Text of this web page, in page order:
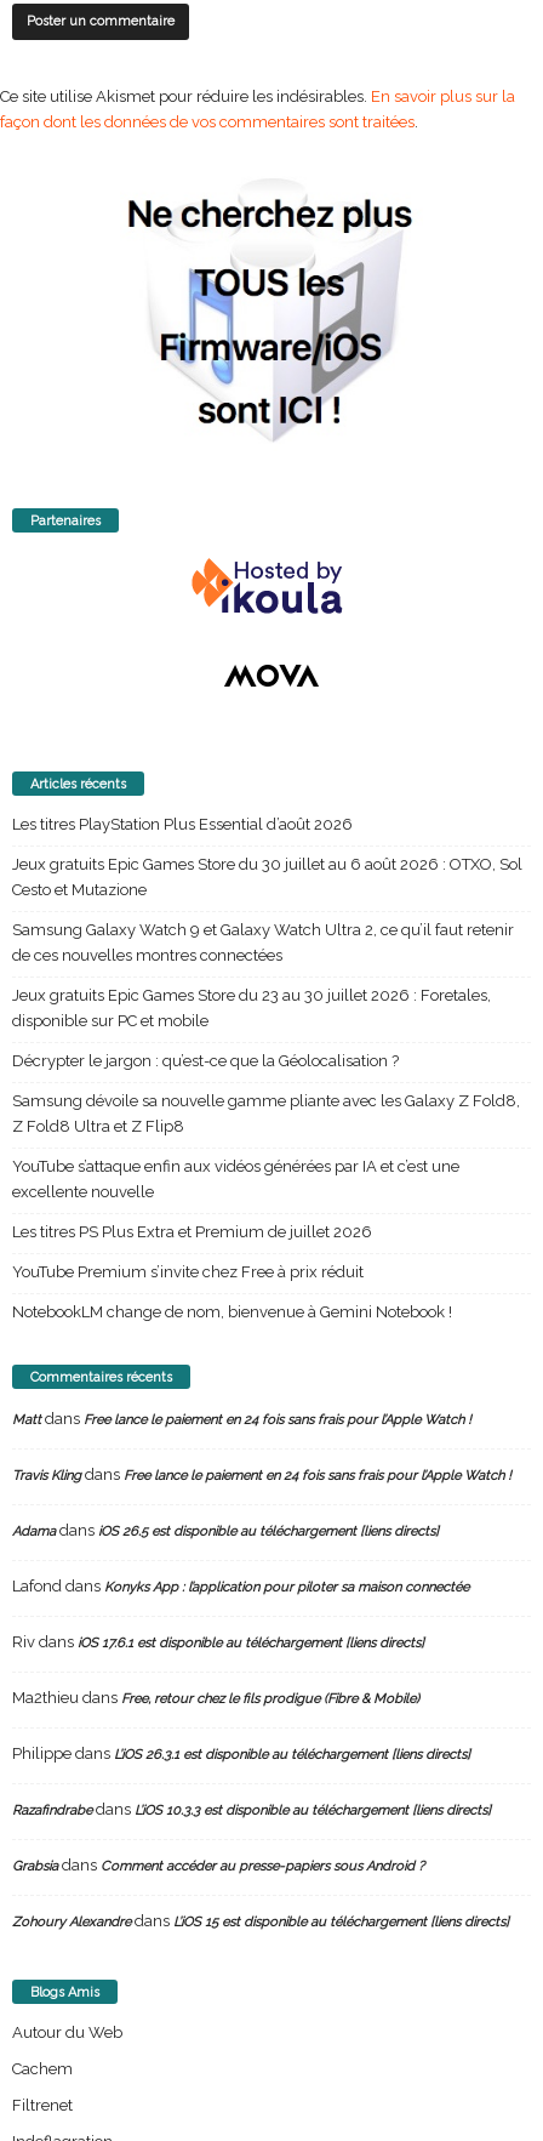
Ce site utilise Akismet pour réduire les indésirables. En savoir plus sur la
façon dont les données de vos commentaires sont traitées
Partenaires
Articles récents
Les titres PlayStation Plus Essential d’août 2026
Jeux gratuits Epic Games Store du 30 juillet au 6 août 2026 : OTXO, Sol
Cesto et Mutazione
Samsung Galaxy Watch 9 et Galaxy Watch Ultra 2, ce qu’il faut retenir
de ces nouvelles montres connectées
Jeux gratuits Epic Games Store du 23 au 30 juillet 2026 : Foretales,
disponible sur PC et mobile
Décrypter le jargon : qu’est-ce que la Géolocalisation ?
Samsung dévoile sa nouvelle gamme pliante avec les Galaxy Z Fold8,
Z Fold8 Ultra et Z Flip8
YouTube s’attaque enfin aux vidéos générées par IA et c’est une
excellente nouvelle
Les titres PS Plus Extra et Premium de juillet 2026
YouTube Premium s’invite chez Free à prix réduit
NotebookLM change de nom, bienvenue à Gemini Notebook !
Commentaires récents
Mattdans Free lance le paiement en 24 fois sans frais pour l’Apple Watch !
Travis Klingdans Free lance le paiement en 24 fois sans frais pour l’Apple Watch !
Adamadans iOS 26.5 est disponible au téléchargement [liens directs]
Lafond dans Konyks App : l’application pour piloter sa maison connectée
Riv dans iOS 17.6.1 est disponible au téléchargement [liens directs]
Ma2thieu dans Free, retour chez le fils prodigue (Fibre & Mobile)
Philippe dans L’iOS 26.3.1 est disponible au téléchargement [liens directs]
Razafindrabedans L’iOS 10.3.3 est disponible au téléchargement [liens directs]
Grabsiadans Comment accéder au presse-papiers sous Android ?
Zohoury Alexandredans L’iOS 15 est disponible au téléchargement [liens directs]
Blogs Amis
Autour du Web
Cachem
Filtrenet